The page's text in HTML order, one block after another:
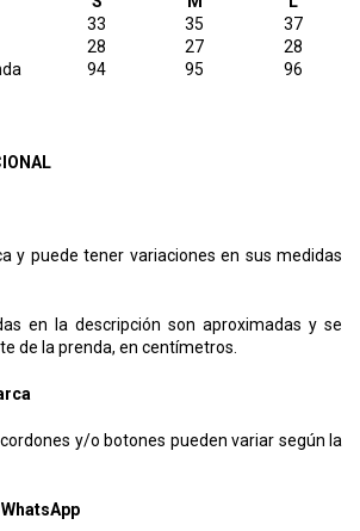
33 35
37
28 27
28
94 95 96
y puede tener variaciones en sus medidas
en la descripción son aproximadas y se
de la prenda, en centímetros.
y/o botones pueden variar según la